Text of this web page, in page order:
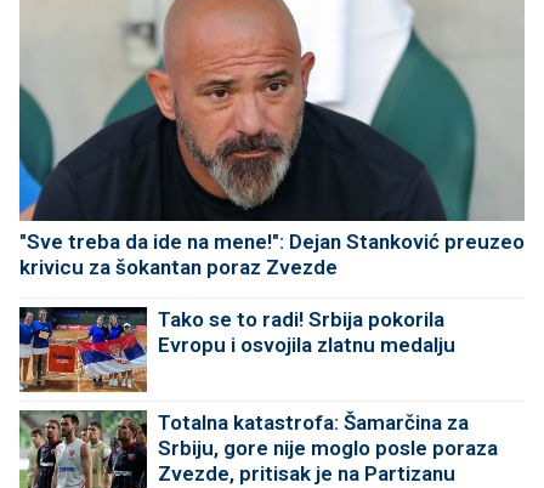
"Sve treba da ide na mene!": Dejan Stanković preuzeo
krivicu za šokantan poraz Zvezde
Tako se to radi! Srbija pokorila
Evropu i osvojila zlatnu medalju
Totalna katastrofa: Šamarčina za
Srbiju, gore nije moglo posle poraza
Zvezde, pritisak je na Partizanu